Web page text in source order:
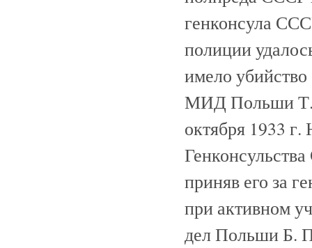
генконсула
полиции
имело убийство
МИД Польши Т.
октября 1933
приняв его за
при активном
дел Польши Б.